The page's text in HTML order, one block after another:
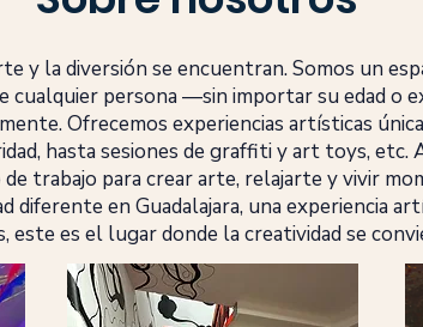
y la diversión se encuentran. Somos un
cualquier persona —sin importar su edad o
Ofrecemos experiencias artísticas
hasta sesiones de graffiti y art toys, etc.
de trabajo para crear arte, relajarte y vivir
diferente en Guadalajara, una experiencia
este es el lugar donde la creatividad se